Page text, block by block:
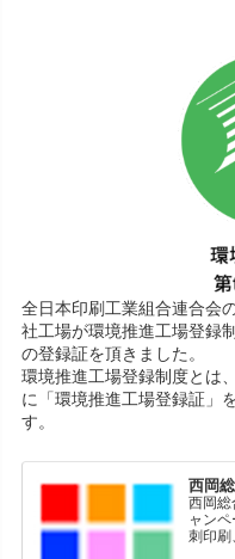
全日本印刷工業組合連合会
社工場が環境推進工場登録
の登録証を頂きました。
環境推進工場登録制度とは
に「環境推進工場登録証」
す。
西岡
西岡総
ャン
刺印刷